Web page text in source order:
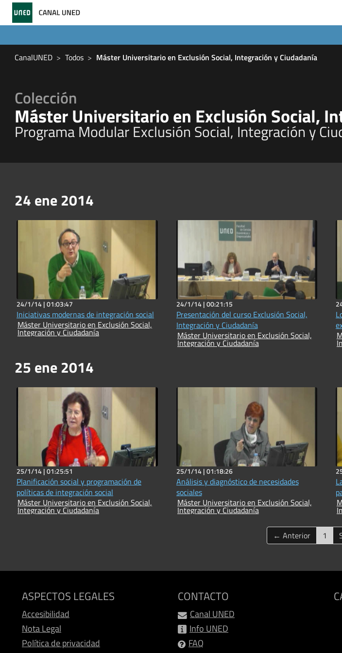
CanalUNED Todos Máster Universitario en Exclusión Social, Integración y Ciudadanía
Colección
Máster Universitario en Exclusión Social,
Programa Modular Exclusión Social, Integración y
24 ene 2014
24/1/14 |01:03:47
Iniciativas modernas de integración social
Máster Universitario en Exclusión Social,
Integración y Ciudadanía
24/1/14 |00:21:15
Presentación del curso Exclusión Social,
Integración y Ciudadanía
Máster Universitario en Exclusión Social,
Integración y Ciudadanía
25 ene 2014
25/1/14 |01:25:51
Planificación social y programación de
políticas de integración social
Máster Universitario en Exclusión Social,
Integración y Ciudadanía
25/1/14 |01:18:26
Análisis y diagnóstico de necesidades
sociales
Máster Universitario en Exclusión Social,
Integración y Ciudadanía
← Anterior 1
ASPECTOS LEGALES
Accesibilidad
Nota Legal
Política de privacidad
CONTACTO
Canal UNED
Info UNED
FAQ